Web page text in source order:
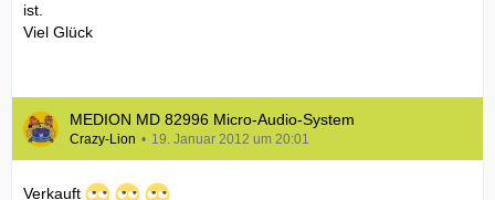
ist.
Viel Glück
MEDION MD 82996 Micro-Audio-System
Crazy-Lion 19. Januar 2012 um 20:01
Verkauft